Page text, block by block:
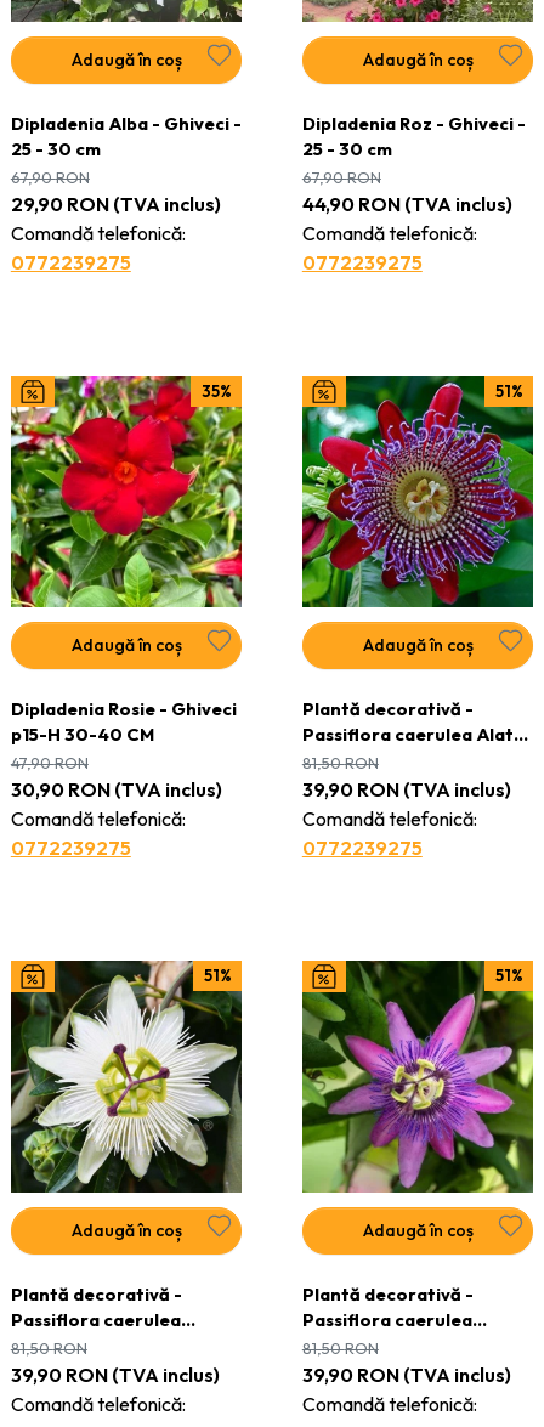
Adaugă în coș
Dipladenia Alba - Ghiveci -
25 - 30 cm
29,90 RON(TVA inclus)
Comandă telefonică:
0772239275
67,90RON
Adaugă în coș
Dipladenia Roz - Ghiveci -
25 - 30 cm
44,90 RON(TVA inclus)
Comandă telefonică:
0772239275
67,90RON
35%
Adaugă în coș
Dipladenia Rosie - Ghiveci
p15-H 30-40 CM
30,90 RON(TVA inclus)
Comandă telefonică:
0772239275
47,90RON
51%
Adaugă în coș
Plantă decorativă -
Passiflora caerulea Alata
Red - ghiveci
39,90 RON(TVA inclus)
Comandă telefonică:
0772239275
81,50RON
51%
Adaugă în coș
Plantă decorativă -
Passiflora caerulea
Constance Elliot - ghiveci
39,90 RON(TVA inclus)
Comandă telefonică:
81,50RON
51%
Adaugă în coș
Plantă decorativă -
Passiflora caerulea
Lavender Lady - ghiveci
39,90 RON(TVA inclus)
Comandă telefonică:
81,50RON